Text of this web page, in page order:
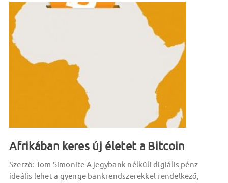
Afrikában keres új életet a Bitcoin
Szerző: Tom Simonite A jegybank nélküli digiális pénz
ideális lehet a gyenge bankrendszerekkel rendelkező,